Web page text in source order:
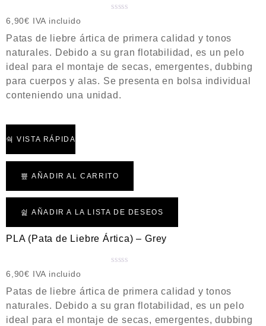
l
o
r
a
d
d
e
6,90€ IVA incluido
Patas de liebre ártica de primera calidad y tonos
naturales. Debido a su gran flotabilidad, es un pelo
ideal para el montaje de secas, emergentes, dubbing
para cuerpos y alas. Se presenta en bolsa individual
conteniendo una unidad.
VISTA RÁPIDA
AÑADIR AL CARRITO
AÑADIR A LA LISTA DE DESEOS
PLA (Pata de Liebre Ártica) – Grey
l
o
r
6,90€ IVA incluido
Patas de liebre ártica de primera calidad y tonos
naturales. Debido a su gran flotabilidad, es un pelo
ideal para el montaje de secas, emergentes, dubbing